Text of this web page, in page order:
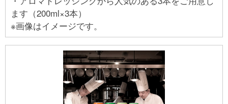
ます（200ml×3本）
※画像はイメージです。